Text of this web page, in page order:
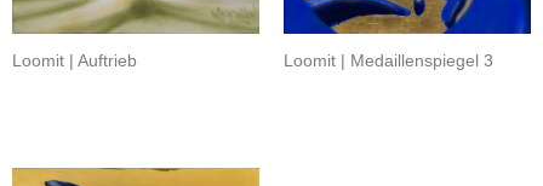
Loomit | Auftrieb Loomit | Medaillenspiegel 3